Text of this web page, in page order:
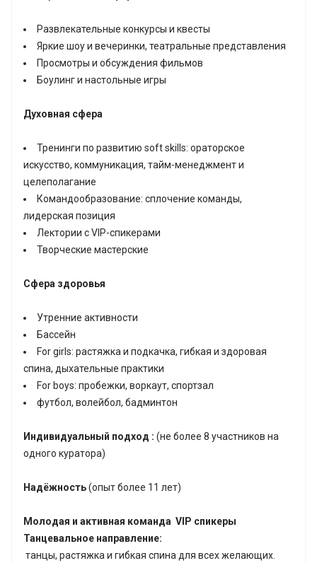
Развлекательные конкурсы и квесты
Яркие шоу и вечеринки, театральные представления
Просмотры и обсуждения фильмов
Боулинг и настольные игры
Духовная сфера
Тренинги по развитию soft skills: ораторское
искусство, коммуникация, тайм-менеджмент и
целеполагание
Командообразование: сплочение команды,
лидерская позиция
Лектории с VIP-спикерами
Творческие мастерские
Сфера здоровья
Утренние активности
Бассейн
For girls: растяжка и подкачка, гибкая и здоровая
спина, дыхательные практики
For boys: пробежки, воркаут, спортзал
футбол, волейбол, бадминтон
Индивидуальный подход : (не более 8 участников на
одного куратора)
Надёжность(опыт более 11 лет)
Молодая и активная команда VIP спикеры
Танцевальное направление:
танцы, растяжка и гибкая спина для всех желающих.